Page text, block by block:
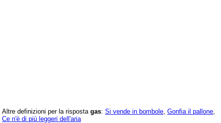
Altre definizioni per la risposta gas: Si vende in bombole Gonfia il pallone
Ce n'è di più leggeri dell'aria